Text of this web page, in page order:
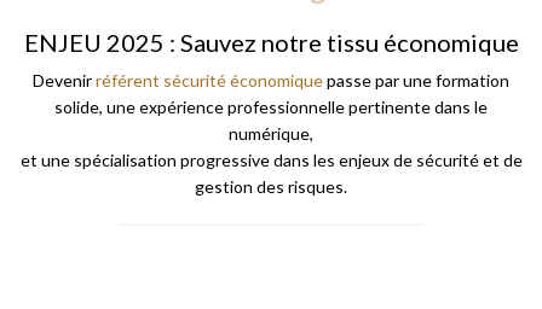
ENJEU 2025 : Sauvez notre tissu économique
Devenirréférent sécurité économiquepasse par une formation
solide, une expérience professionnelle pertinente dans le
numérique,
et une spécialisation progressive dans les enjeux de sécurité et de
gestion des risques.